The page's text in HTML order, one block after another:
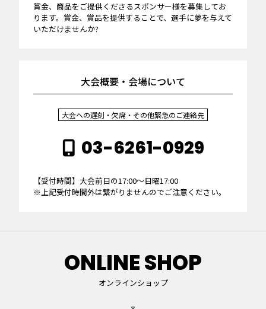
賞金、商品をご提供くださるスポンサー様を募集してお
ります。賞金、賞品を提供することで、選手に夢を与えて
いただけませんか?
大会概要・会場について
大会への遅刻・欠席・その他緊急のご連絡先
03-6261-0929
【受付時間】大会前日の17:00～日曜17:00
※上記受付時間外は繋がりませんのでご注意ください。
ONLINE SHOP
オンラインショップ